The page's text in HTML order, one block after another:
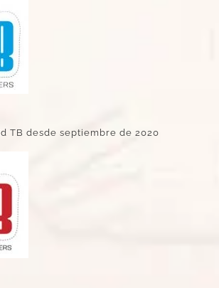
TB desde septiembre de 2020